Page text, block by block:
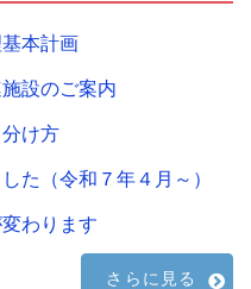
本計画
設のご案内
け方
た（令和７年４月～）
わります
さらに見る